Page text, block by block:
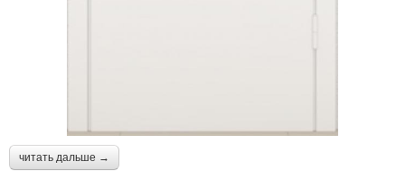
читать дальше →